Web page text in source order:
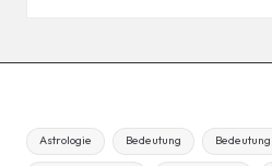
Astrologie Bedeutung